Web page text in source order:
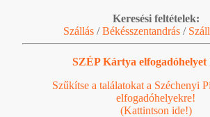
Keresési feltételek:
Szállás /Békésszentandrás /
SZÉP Kártya elfogadóhelyet
Szűkítse a találatokat a Széchenyi
elfogadóhelyekre!
(Kattintson ide!)